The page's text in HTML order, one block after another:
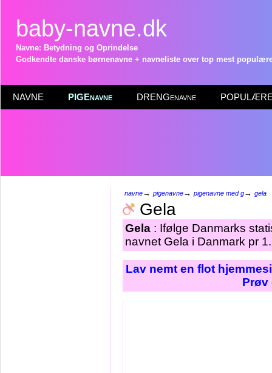
baby-navne.dk
Navne: Betydning og Oprindelse
Godkendte danske børnenavne + navneliste over top mest
NAVNE PIGEnavne DRENGenavne POPULÆRE
navne→ pigenavne→ pigenavne med g→ gela
Gela
Gela : Ifølge Danmarks
navnet Gela i Danmark pr
Lav nemt en flot
Prøv